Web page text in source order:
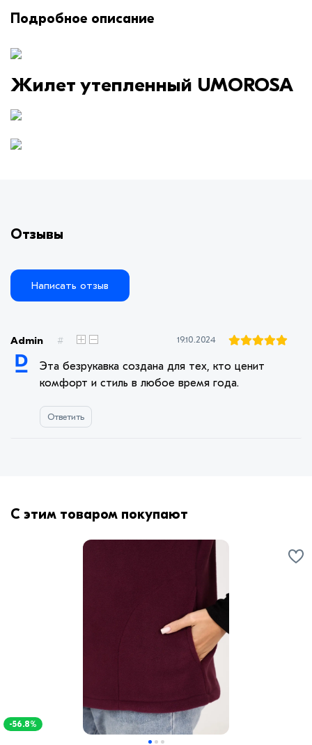
Подробное описание
Жилет утепленный UMOROSA
Отзывы
Написать отзыв
Admin 19.10.2024
#
Эта безрукавка создана для тех, кто ценит
комфорт и стиль в любое время года.
Ответить
С этим товаром покупают
-56.8%